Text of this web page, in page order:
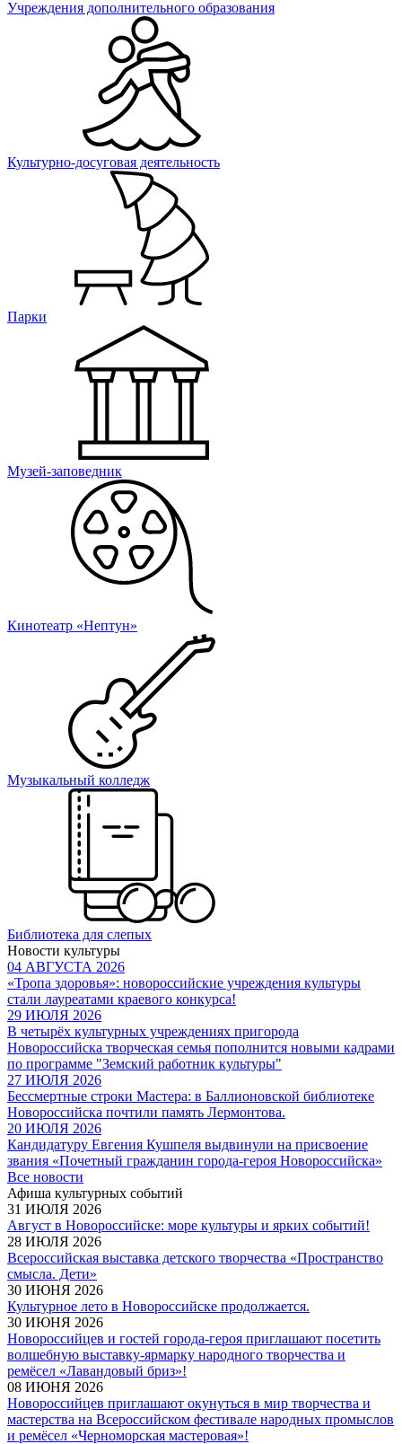
Учреждения дополнительного образования
Культурно-досуговая деятельность
Парки
Музей-заповедник
Кинотеатр «Нептун»
Музыкальный колледж
Библиотека для слепых
Новости культуры
04 АВГУСТА 2026
«Тропа здоровья»: новороссийские учреждения культуры
стали лауреатами краевого конкурса!
29 ИЮЛЯ 2026
В четырёх культурных учреждениях пригорода
Новороссийска творческая семья пополнится новыми кадрами
по программе "Земский работник культуры"
27 ИЮЛЯ 2026
Бессмертные строки Мастера: в Баллионовской библиотеке
Новороссийска почтили память Лермонтова.
20 ИЮЛЯ 2026
Кандидатуру Евгения Кушпеля выдвинули на присвоение
звания «Почетный гражданин города-героя Новороссийска»
Все новости
Афиша культурных событий
31 ИЮЛЯ 2026
Август в Новороссийске: море культуры и ярких событий!
28 ИЮЛЯ 2026
Всероссийская выставка детского творчества «Пространство
смысла. Дети»
30 ИЮНЯ 2026
Культурное лето в Новороссийске продолжается.
30 ИЮНЯ 2026
Новороссийцев и гостей города-героя приглашают посетить
волшебную выставку-ярмарку народного творчества и
ремёсел «Лавандовый бриз»!
08 ИЮНЯ 2026
Новороссийцев приглашают окунуться в мир творчества и
мастерства на Всероссийском фестивале народных промыслов
и ремёсел «Черноморская мастеровая»!